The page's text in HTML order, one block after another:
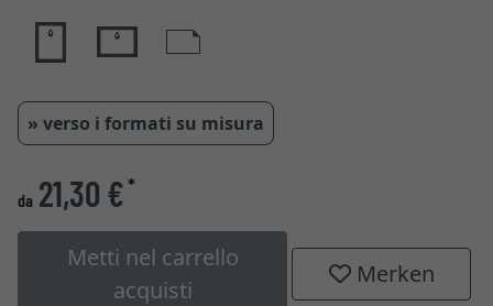
» verso i formati su misura
da 21,30 €*
Metti nel carrello
acquisti
Merken